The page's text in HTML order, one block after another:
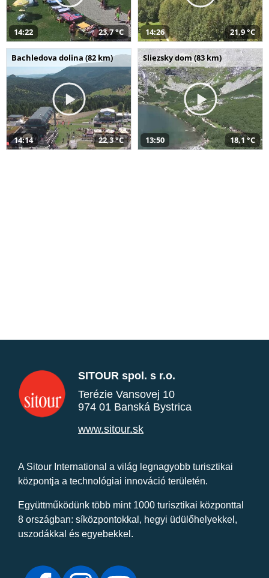
14:22 23,7 °C 14:26 21,9 °C
Bachledova dolina (82 km)
14:14 22,3 °C
Sliezsky dom (83 km)
13:50 18,1 °C
SITOUR spol. s r.o.
Terézie Vansovej 10
974 01 Banská Bystrica
www.sitour.sk
A Sitour International a világ legnagyobb turisztikai
központja a technológiai innováció területén.
Együttműködünk több mint 1000 turisztikai központtal
8 országban: síközpontokkal, hegyi üdülőhelyekkel,
uszodákkal és egyebekkel.